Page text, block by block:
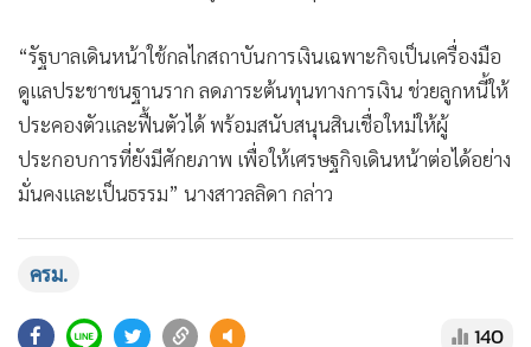
“รัฐบาลเดินหน้าใช้กลไกสถาบันการเงินเฉพาะกิจเป็นเครื่องมือ
ดูแลประชาชนฐานราก ลดภาระต้นทุนทางการเงิน ช่วยลูกหนี้ให้
ประคองตัวและฟื้นตัวได้ พร้อมสนับสนุนสินเชื่อใหม่ให้ผู้
ประกอบการที่ยังมีศักยภาพ เพื่อให้เศรษฐกิจเดินหน้าต่อได้อย่าง
มั่นคงและเป็นธรรม” นางสาวลลิดา กล่าว